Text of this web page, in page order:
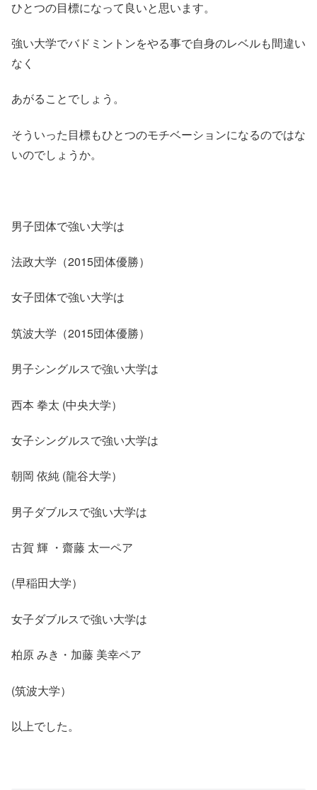
ひとつの目標になって良いと思います。
強い大学でバドミントンをやる事で自身のレベルも間違い
なく
あがることでしょう。
そういった目標もひとつのモチベーションになるのではな
いのでしょうか。
男子団体で強い大学は
法政大学（2015団体優勝）
女子団体で強い大学は
筑波大学（2015団体優勝）
男子シングルスで強い大学は
西本 拳太 (中央大学）
女子シングルスで強い大学は
朝岡 依純 (龍谷大学）
男子ダブルスで強い大学は
古賀 輝 ・齋藤 太一ペア
(早稲田大学）
女子ダブルスで強い大学は
柏原 みき・加藤 美幸ペア
(筑波大学）
以上でした。